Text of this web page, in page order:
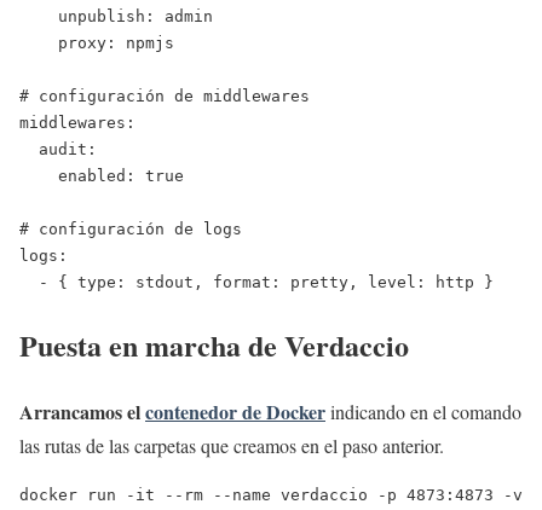
    unpublish: admin
    proxy: npmjs
# configuración de middlewares
middlewares:
  audit:
    enabled: true
# configuración de logs
logs:
  - { type: stdout, format: pretty, level: http }
Puesta en marcha de Verdaccio
Arrancamos elcontenedor de Dockerindicando en el comando
las rutas de las carpetas que creamos en el paso anterior.
docker run -it --rm --name verdaccio -p 4873:4873 -v